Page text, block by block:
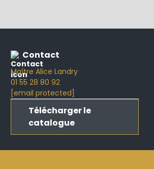
Contact
Maître Alice Landry
01 55 28 80 92
[email protected]
Télécharger le
catalogue